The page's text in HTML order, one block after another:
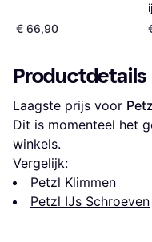
€ 66,90
Productdetails
Laagste prijs voor
Dit is momenteel het
winkels.
Vergelijk:
Petzl Klimmen
Petzl IJs Schroeven